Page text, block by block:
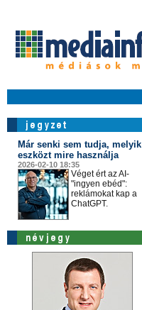
Már senki sem tudja, melyik
eszközt mire használja
2026-02-10 18:35
Véget ért az AI-
"ingyen ebéd":
reklámokat kap a
ChatGPT.